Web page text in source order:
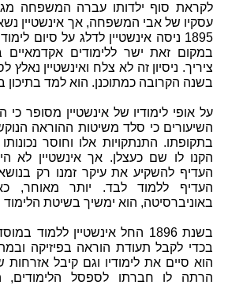
לקראת סוף ילדותו עברה המשפחה
עסקיו של אבי המשפחה, אך אינשטיין
1895 ניסה אינשטיין לדלג על סיום
במקום זאת ישר ללימודים אקדמאיים
ציריך. ניסיון זה לא צלח ואינשטיין נאלץ
בשנה הקרובה כמתוכנן. הוא למד בתיכון
על אופי לימודיו של אינשטיין מסופר
השיעורים כי סלד משיטות ההוראה
בתקופתו. התנתקויות אלו וחוסר
הקנו לו שם כעצלן. אך אינשטיין לא
העדיף להשקיע את עיקר זמנו רק
העדיף ללמוד לבד. יותר מאוחר,
באוניברסיטה, הוא ימשיך בשיטת
בשנת 1896 החל אינשטיין ללמוד
הוא סיים את לימודיו וגם קיבל אזרחות
הרתה לו חברתו לספסל הלימודים,